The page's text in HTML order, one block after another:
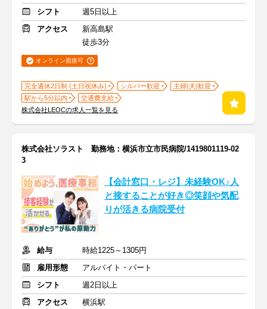
シフト
週5日以上
アクセス
新高島駅
徒歩3分
オンライン面接可
完全週休2日制 (土日祝休み) シルバー歓迎
主婦(夫)歓迎
駅から5分以内
交通費支給
株式会社LEOCの求人一覧を見る
株式会社ソラスト 勤務地：横浜市立市民病院/1419801119-02
3
【会計窓口・レジ】未経験OK♪人
と接することが好き◎笑顔や気配
りが活きる病院受付
給与
時給1225～1305円
雇用形態
アルバイト・パート
シフト
週2日以上
アクセス
横浜駅